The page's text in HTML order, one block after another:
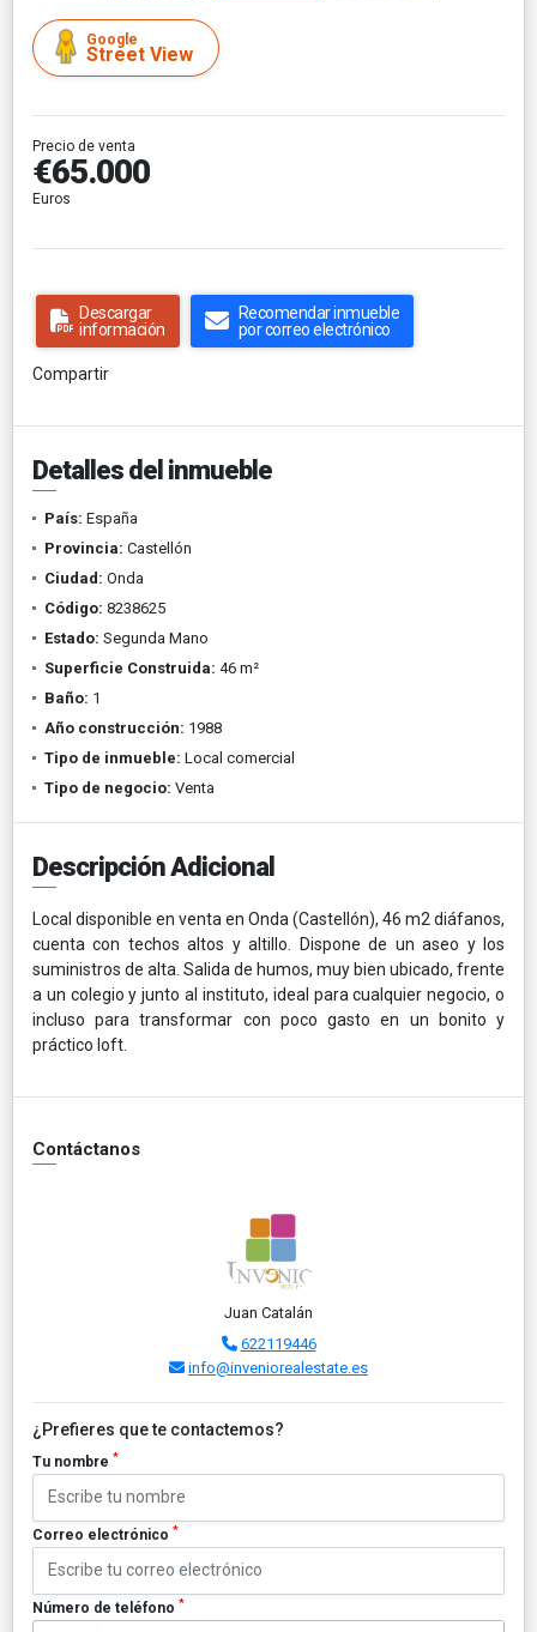
Google
Street View
Precio de venta
€65.000
Euros
Descargar
información
Recomendar inmueble
por correo electrónico
Compartir
Detalles del inmueble
País: España
Provincia: Castellón
Ciudad: Onda
Código: 8238625
Estado: Segunda Mano
Superficie Construida: 46 m²
Baño: 1
Año construcción: 1988
Tipo de inmueble: Local comercial
Tipo de negocio: Venta
Descripción Adicional
Local disponible en venta en Onda (Castellón), 46 m2 diáfanos,
cuenta con techos altos y altillo. Dispone de un aseo y los
suministros de alta. Salida de humos, muy bien ubicado, frente
a un colegio y junto al instituto, ideal para cualquier negocio, o
incluso para transformar con poco gasto en un bonito y
práctico loft.
Contáctanos
Juan Catalán
622119446
info@inveniorealestate.es
¿Prefieres que te contactemos?
Tu nombre *
Correo electrónico *
Número de teléfono *